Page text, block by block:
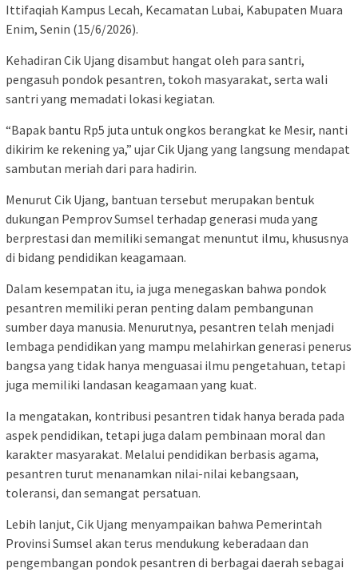
Ittifaqiah Kampus Lecah, Kecamatan Lubai, Kabupaten Muara
Enim, Senin (15/6/2026).
Kehadiran Cik Ujang disambut hangat oleh para santri,
pengasuh pondok pesantren, tokoh masyarakat, serta wali
santri yang memadati lokasi kegiatan.
“Bapak bantu Rp5 juta untuk ongkos berangkat ke Mesir, nanti
dikirim ke rekening ya,” ujar Cik Ujang yang langsung mendapat
sambutan meriah dari para hadirin.
Menurut Cik Ujang, bantuan tersebut merupakan bentuk
dukungan Pemprov Sumsel terhadap generasi muda yang
berprestasi dan memiliki semangat menuntut ilmu, khususnya
di bidang pendidikan keagamaan.
Dalam kesempatan itu, ia juga menegaskan bahwa pondok
pesantren memiliki peran penting dalam pembangunan
sumber daya manusia. Menurutnya, pesantren telah menjadi
lembaga pendidikan yang mampu melahirkan generasi penerus
bangsa yang tidak hanya menguasai ilmu pengetahuan, tetapi
juga memiliki landasan keagamaan yang kuat.
Ia mengatakan, kontribusi pesantren tidak hanya berada pada
aspek pendidikan, tetapi juga dalam pembinaan moral dan
karakter masyarakat. Melalui pendidikan berbasis agama,
pesantren turut menanamkan nilai-nilai kebangsaan,
toleransi, dan semangat persatuan.
Lebih lanjut, Cik Ujang menyampaikan bahwa Pemerintah
Provinsi Sumsel akan terus mendukung keberadaan dan
pengembangan pondok pesantren di berbagai daerah sebagai